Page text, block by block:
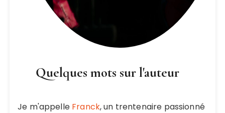
Quelques mots sur l'auteur
Je m'appelle Franck, un trentenaire passionné